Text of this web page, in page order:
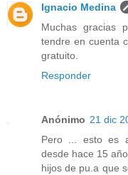
Ignacio Medina
Muchas gracias
tendre en cuenta
gratuito.
Responder
Anónimo 21 dic
Pero ... esto es
desde hace 15
hijos de pu.a que